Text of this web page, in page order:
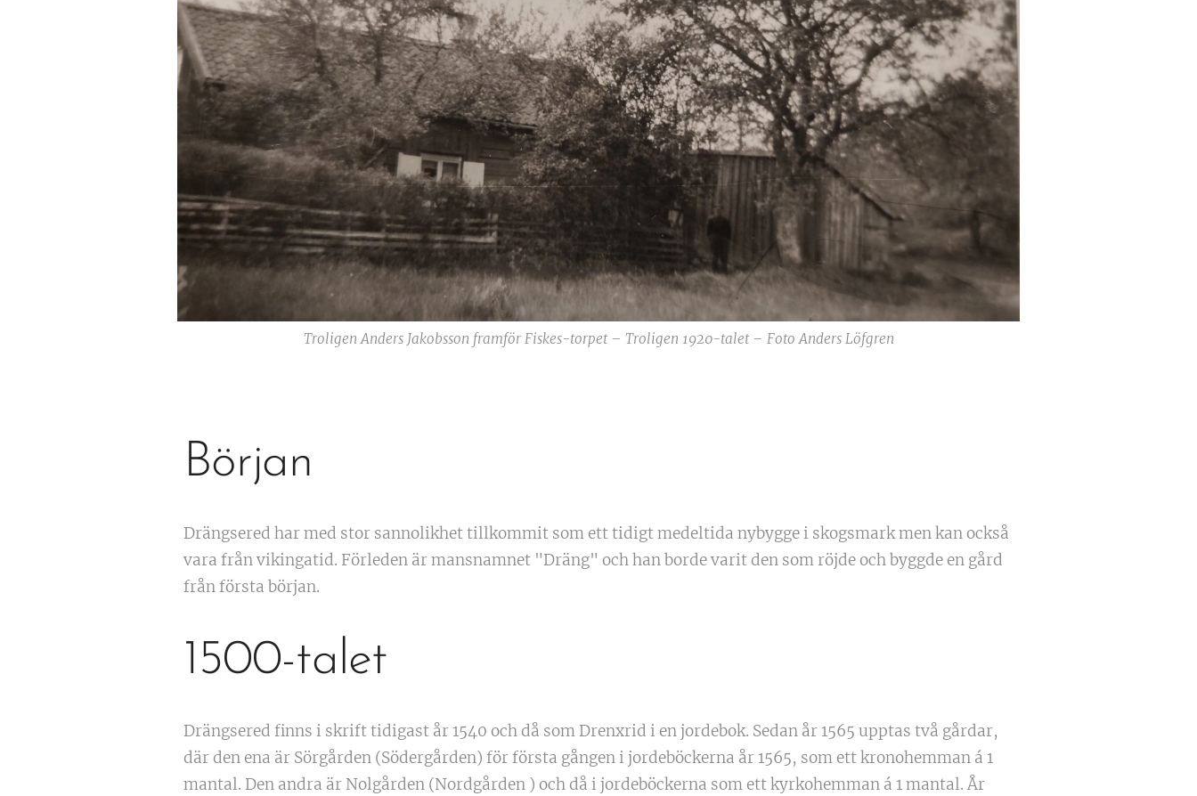
Troligen Anders Jakobsson framför Fiskes-torpet – Troligen 1920-talet – Foto Anders Löfgren
Början
Drängsered har med stor sannolikhet tillkommit som ett tidigt medeltida nybygge i skogsmark men kan också
vara från vikingatid. Förleden är mansnamnet "Dräng" och han borde varit den som röjde och byggde en gård
från första början.
1500-talet
Drängsered finns i skrift tidigast år 1540 och då som Drenxrid i en jordebok. Sedan år 1565 upptas två gårdar,
där den ena är Sörgården (Södergården) för första gången i jordeböckerna år 1565, som ett kronohemman á 1
mantal. Den andra är Nolgården (Nordgården ) och då i jordeböckerna som ett kyrkohemman á 1 mantal. År